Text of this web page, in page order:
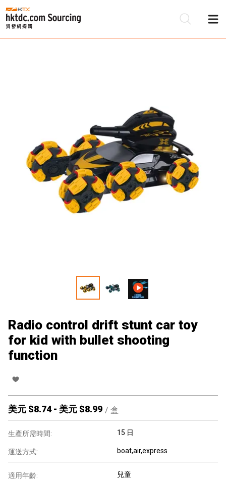
Radio control drift stunt car toy
for kid with bullet shooting
function
美元 $8.74- 美元 $8.99 / 盒
生產所需時間: 15 日
運送方式: boat,air,express
適用年齡: 兒童